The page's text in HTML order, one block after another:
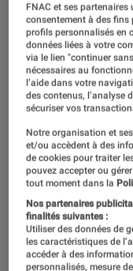
ACTU
Jeux Vidéo
FNAC et ses
consentement à des
profils personnalisés en
données liées à votre
via le lien "continuer
nécessaires au
l’aide dans votre
des contenus, l’analyse
sécuriser vos
Notre organisation et
et/ou accèdent à des
de cookies pour traiter
pouvez accepter ou
tout moment dans la
Nos partenaires
finalités suivantes :
Utiliser des données de
les caractéristiques de
accéder à des
personnalisés, mesure